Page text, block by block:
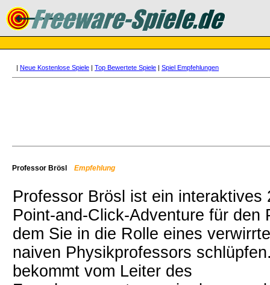
| Neue Kostenlose Spiele | Top Bewertete Spiele | Spiel Empfehlungen
Professor Brösl Empfehlung
Professor Brösl ist ein interaktives
Point-and-Click-Adventure für den
dem Sie in die Rolle eines
naiven Physikprofessors
bekommt vom Leiter des